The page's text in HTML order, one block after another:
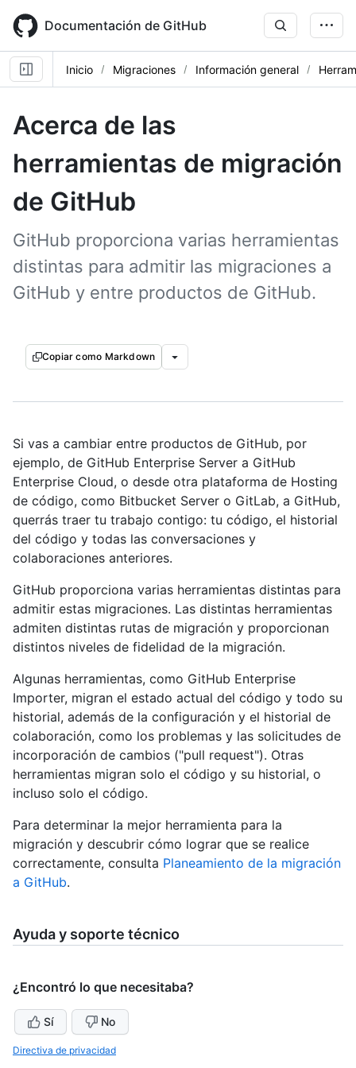
main
content
Documentación de GitHub
Inicio Migraciones Información general
Acerca de las
herramientas de migración
de GitHub
GitHub proporciona varias herramientas
distintas para admitir las migraciones a
GitHub y entre productos de GitHub.
Copiar como Markdown
Si vas a cambiar entre productos de GitHub, por
ejemplo, de GitHub Enterprise Server a GitHub
Enterprise Cloud, o desde otra plataforma de Hosting
de código, como Bitbucket Server o GitLab, a GitHub,
querrás traer tu trabajo contigo: tu código, el historial
del código y todas las conversaciones y
colaboraciones anteriores.
GitHub proporciona varias herramientas distintas para
admitir estas migraciones. Las distintas herramientas
admiten distintas rutas de migración y proporcionan
distintos niveles de fidelidad de la migración.
Algunas herramientas, como GitHub Enterprise
Importer, migran el estado actual del código y todo su
historial, además de la configuración y el historial de
colaboración, como los problemas y las solicitudes de
incorporación de cambios ("pull request"). Otras
herramientas migran solo el código y su historial, o
incluso solo el código.
Para determinar la mejor herramienta para la
migración y descubrir cómo lograr que se realice
correctamente, consulta Planeamiento de la migración
a GitHub.
Ayuda y soporte técnico
¿Encontró lo que necesitaba?
Sí No
Directiva de privacidad